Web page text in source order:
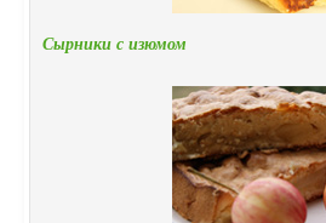
Сырники с изюмом